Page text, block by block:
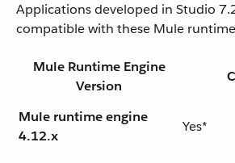
Applications developed in Studio
compatible with these Mule
Mule Runtime Engine
Version
Mule runtime engine
4.12.x
Yes*